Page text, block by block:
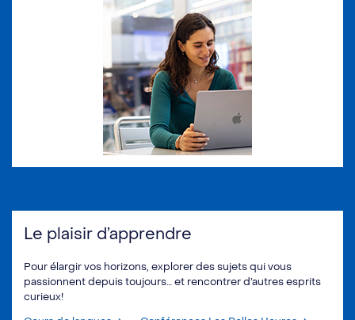
Le plaisir d’apprendre
Pour élargir vos horizons, explorer des sujets qui vous
passionnent depuis toujours… et rencontrer d’autres esprits
curieux!